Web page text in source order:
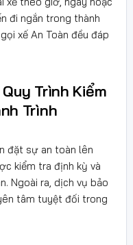
đi ngắn trong thành
xế An Toàn đều đáp
Trình Kiểm
Trình
đặt sự an toàn lên
kiểm tra định kỳ và
Ngoài ra, dịch vụ bảo
tâm tuyệt đối trong